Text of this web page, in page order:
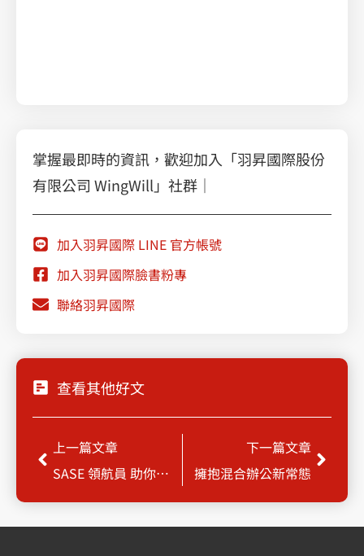
掌握最即時的資訊，歡迎加入「羽昇國際股份
有限公司 WingWill」社群｜
加入羽昇國際 LINE 官方帳號
加入羽昇國際臉書粉專
聯絡羽昇國際
查看其他好文
Prev上一篇文章
SASE 領航員 助你全面防駭
下一篇文章
擁抱混合辦公新常態
Next